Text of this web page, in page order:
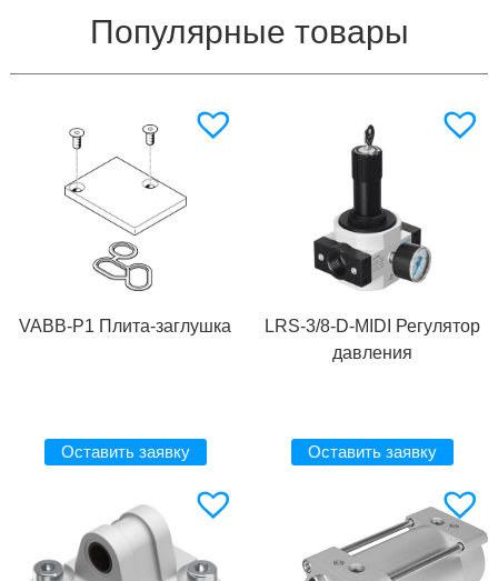
Популярные товары
VABB-P1 Плита-заглушка
Оставить заявку
LRS-3/8-D-MIDI Регулятор
давления
Оставить заявку